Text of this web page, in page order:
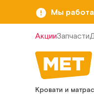
Мы
АкцииЗапчасти
Кровати и